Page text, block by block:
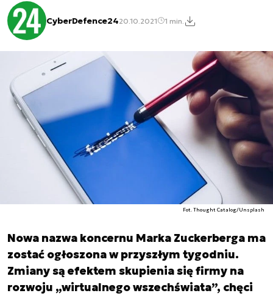
CyberDefence2420.10.2021 1 min.
Fot. Thought Catalog/Unsplash
Nowa nazwa koncernu Marka Zuckerberga ma
zostać ogłoszona w przyszłym tygodniu.
Zmiany są efektem skupienia się firmy na
rozwoju „wirtualnego wszechświata”, chęci